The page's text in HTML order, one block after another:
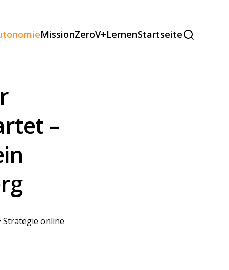
MissionZeroV+LernenStartseite
–
Strategie online